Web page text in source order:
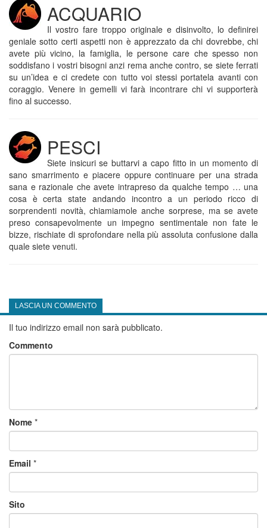
ACQUARIO
Il vostro fare troppo originale e disinvolto, lo definirei
geniale sotto certi aspetti non è apprezzato da chi dovrebbe, chi
avete più vicino, la famiglia, le persone care che spesso non
soddisfano i vostri bisogni anzi rema anche contro, se siete ferrati
su un’idea e ci credete con tutto voi stessi portatela avanti con
coraggio. Venere in gemelli vi farà incontrare chi vi supporterà
fino al successo.
PESCI
Siete insicuri se buttarvi a capo fitto in un momento di
sano smarrimento e piacere oppure continuare per una strada
sana e razionale che avete intrapreso da qualche tempo … una
cosa è certa state andando incontro a un periodo ricco di
sorprendenti novità, chiamiamole anche sorprese, ma se avete
preso consapevolmente un impegno sentimentale non fate le
bizze, rischiate di sprofondare nella più assoluta confusione dalla
quale siete venuti.
LASCIA UN COMMENTO
Il tuo indirizzo email non sarà pubblicato.
Commento
Nome *
Email *
Sito